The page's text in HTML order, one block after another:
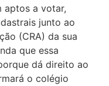
aptos a votar,
junto ao
(CRA) da sua
que essa
dá direito ao
o colégio